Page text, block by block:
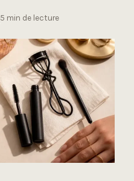
5 min de lecture